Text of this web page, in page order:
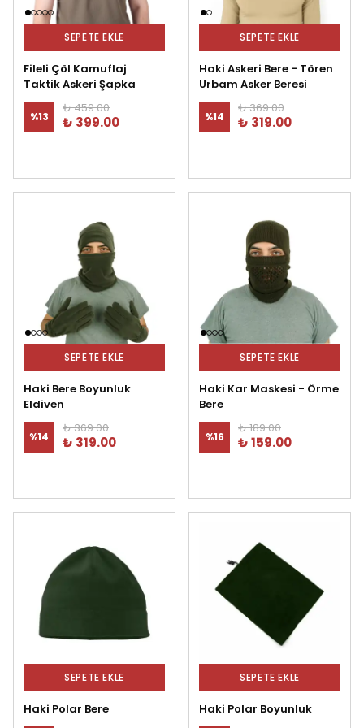
SEPETE EKLE
Fileli Çöl Kamuflaj
Taktik Askeri Şapka
%13
₺ 459.00
₺ 399.00
SEPETE EKLE
Haki Askeri Bere - Tören
Urbam Asker Beresi
%14
₺ 369.00
₺ 319.00
SEPETE EKLE
Haki Bere Boyunluk
Eldiven
%14
₺ 369.00
₺ 319.00
SEPETE EKLE
Haki Kar Maskesi - Örme
Bere
%16
₺ 189.00
₺ 159.00
SEPETE EKLE
Haki Polar Bere
SEPETE EKLE
Haki Polar Boyunluk